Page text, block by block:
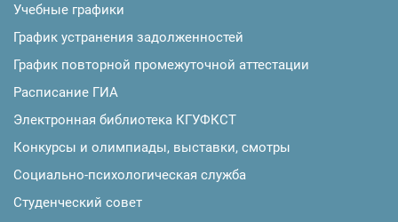
Учебные графики
График устранения задолженностей
График повторной промежуточной аттестации
Расписание ГИА
Электронная библиотека КГУФКСТ
Конкурсы и олимпиады, выставки, смотры
Социально-психологическая служба
Студенческий совет